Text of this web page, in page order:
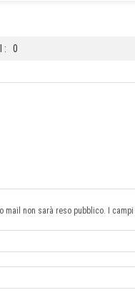
0
mail non sarà reso pubblico. I